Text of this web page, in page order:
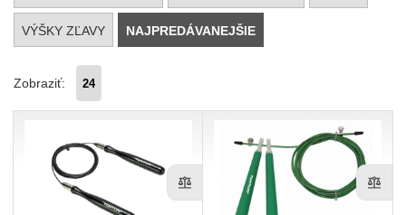
VÝŠKY ZĽAVY NAJPREDÁVANEJŠIE
Zobraziť: